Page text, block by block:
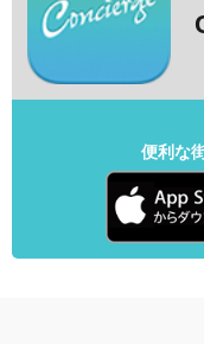
便利な